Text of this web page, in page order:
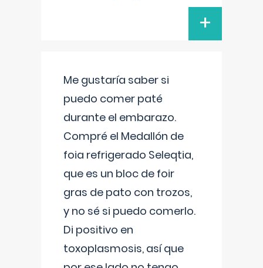
+
Me gustaría saber si
puedo comer paté
durante el embarazo.
Compré el Medallón de
foia refrigerado Seleqtia,
que es un bloc de foir
gras de pato con trozos,
y no sé si puedo comerlo.
Di positivo en
toxoplasmosis, así que